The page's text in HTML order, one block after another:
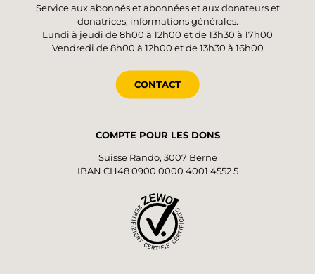
Service aux abonnés et abonnées et aux donateurs et
donatrices; informations générales.
Lundi à jeudi de 8h00 à 12h00 et de 13h30 à 17h00
Vendredi de 8h00 à 12h00 et de 13h30 à 16h00
CONTACT
COMPTE POUR LES DONS
Suisse Rando, 3007 Berne
IBAN CH48 0900 0000 4001 4552 5